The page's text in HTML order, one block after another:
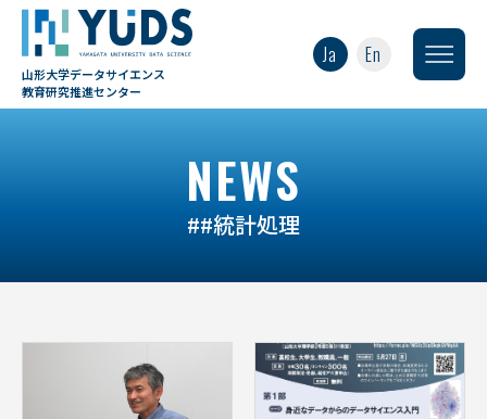
山形大学データサイエンス
教育研究推進センター
Ja En
NEWS
##統計処理